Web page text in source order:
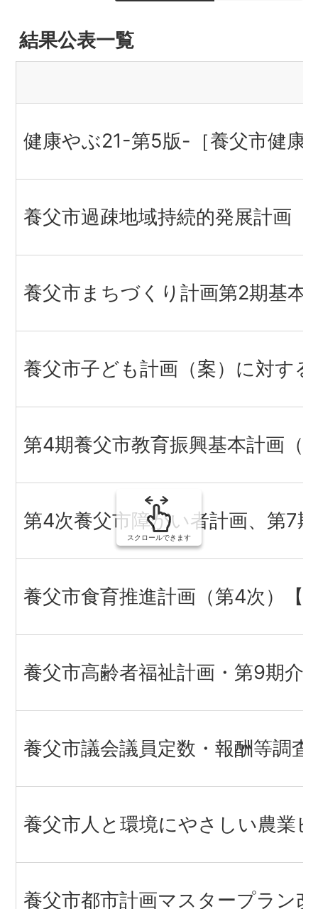
み
結果公表一覧
健康やぶ21-第5版-［養父市健康
養父市過疎地域持続的発展計画
養父市まちづくり計画第2期基本
養父市子ども計画（案）に対す
第4期養父市教育振興基本計画（
第4次養父市障がい者計画、第7
養父市食育推進計画（第4次）【
養父市高齢者福祉計画・第9期介
養父市議会議員定数・報酬等調
養父市人と環境にやさしい農業
養父市都市計画マスタープラン
スクロールできます